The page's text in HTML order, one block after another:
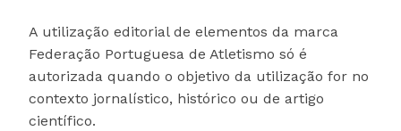
A utilização editorial de elementos da marca
Federação Portuguesa de Atletismo só é
autorizada quando o objetivo da utilização for no
contexto jornalístico, histórico ou de artigo
científico.